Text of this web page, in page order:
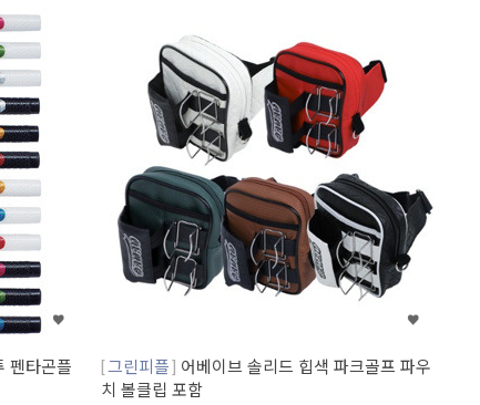
펜타곤플
그린피플
어베이브 솔리드 힙색 파크골프 파우
치 볼클립 포함